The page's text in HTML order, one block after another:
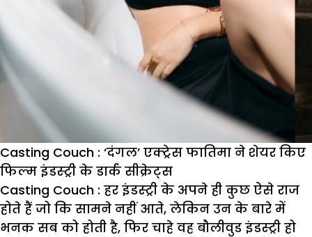
Casting Couch : ‘दंगल’ एक्ट्रेस फातिमा ने शेयर किए
फिल्म इंडस्ट्री के डार्क सीक्रेट्स
Casting Couch : हर इंडस्ट्री के अपने ही कुछ ऐसे राज
होते हैं जो कि सामने नहीं आते, लेकिन उन के बारे में
भनक सब को होती है, फिर चाहे वह बौलीवुड इंडस्ट्री हो